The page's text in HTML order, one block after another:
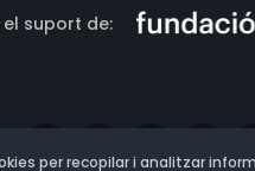
el suport de:
per recopilar i analitzar